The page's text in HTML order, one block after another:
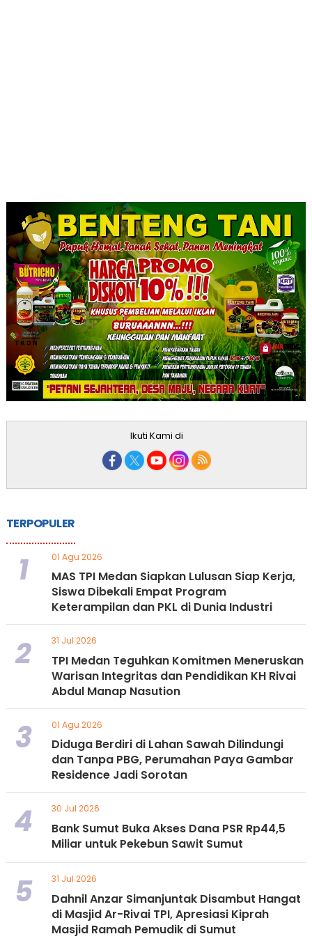
Ikuti Kami di
TERPOPULER
1 01 Agu 2026
MAS TPI Medan Siapkan Lulusan Siap Kerja,
Siswa Dibekali Empat Program
Keterampilan dan PKL di Dunia Industri
2 31 Jul 2026
TPI Medan Teguhkan Komitmen Meneruskan
Warisan Integritas dan Pendidikan KH Rivai
Abdul Manap Nasution
3 01 Agu 2026
Diduga Berdiri di Lahan Sawah Dilindungi
dan Tanpa PBG, Perumahan Paya Gambar
Residence Jadi Sorotan
4 30 Jul 2026
Bank Sumut Buka Akses Dana PSR Rp44,5
Miliar untuk Pekebun Sawit Sumut
5 31 Jul 2026
Dahnil Anzar Simanjuntak Disambut Hangat
di Masjid Ar-Rivai TPI, Apresiasi Kiprah
Masjid Ramah Pemudik di Sumut